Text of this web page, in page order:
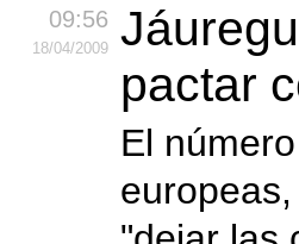
09:56
18/04/2009
pactar
El